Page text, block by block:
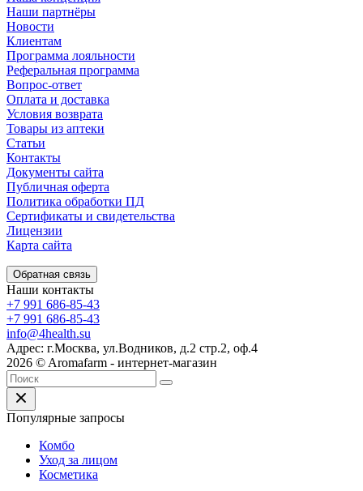
Наши партнёры
Новости
Клиентам
Программа лояльности
Реферальная программа
Вопрос-ответ
Оплата и доставка
Условия возврата
Товары из аптеки
Статьи
Контакты
Документы сайта
Публичная оферта
Политика обработки ПД
Сертификаты и свидетельства
Лицензии
Карта сайта
Обратная связь
Наши контакты
+7 991 686-85-43
+7 991 686-85-43
info@4health.su
Адрес: г.Москва, ул.Водников, д.2 стр.2, оф.4
2026 © Aromafarm - интернет-магазин
Популярные запросы
Комбо
Уход за лицом
Косметика